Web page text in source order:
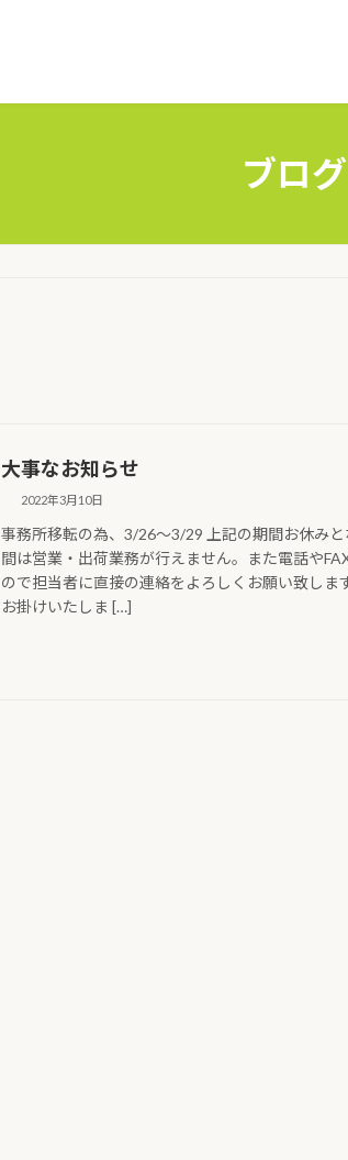
ブログ
大事なお知らせ
2022年3月10日
事務所移転の為、3/26〜3/29 上記の期間お休みと
間は営業・出荷業務が行えません。また電話や
ので担当者に直接の連絡をよろしくお願い致しま
お掛けいたしま […]